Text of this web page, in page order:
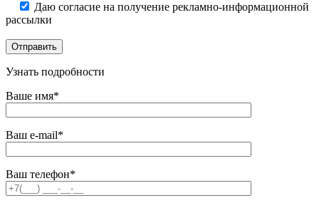
Даю согласие на получение рекламно-информационной
рассылки
Узнать подробности
Ваше имя*
Ваш e-mail*
Ваш телефон*